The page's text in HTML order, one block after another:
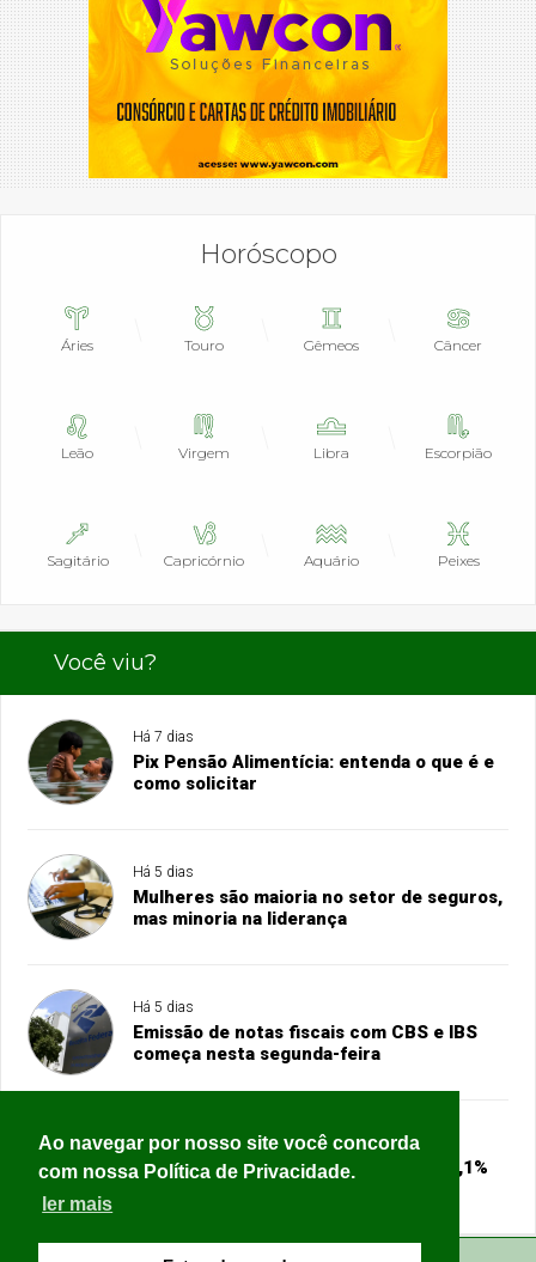
Ao navegar por nosso site você concorda
com nossa Política de Privacidade.
ler mais
Horóscopo
Áries Touro Gêmeos Câncer
Leão Virgem Libra Escorpião
Sagitário Capricórnio Aquário Peixes
Você viu?
Há 7 dias
Pix Pensão Alimentícia: entenda o que é e
como solicitar
Há 5 dias
Mulheres são maioria no setor de seguros,
mas minoria na liderança
Há 5 dias
Emissão de notas fiscais com CBS e IBS
começa nesta segunda-feira
Há 4 dias
Ajuda internacional sofre corte de 23,1%